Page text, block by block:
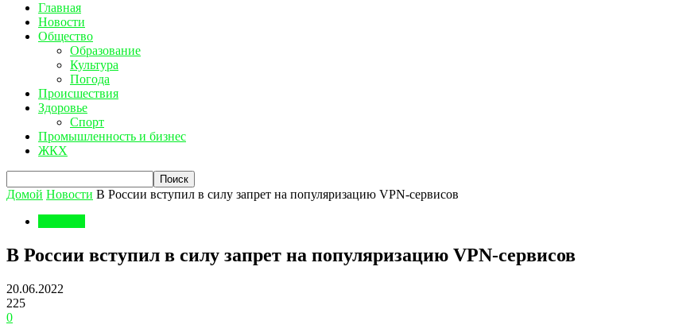
Главная
Новости
Общество
Образование
Культура
Погода
Происшествия
Здоровье
Спорт
Промышленность и бизнес
ЖКХ
Домой Новости В России вступил в силу запрет на популяризацию VPN-сервисов
В России вступил в силу запрет на популяризацию VPN-сервисов
20.06.2022
225
0